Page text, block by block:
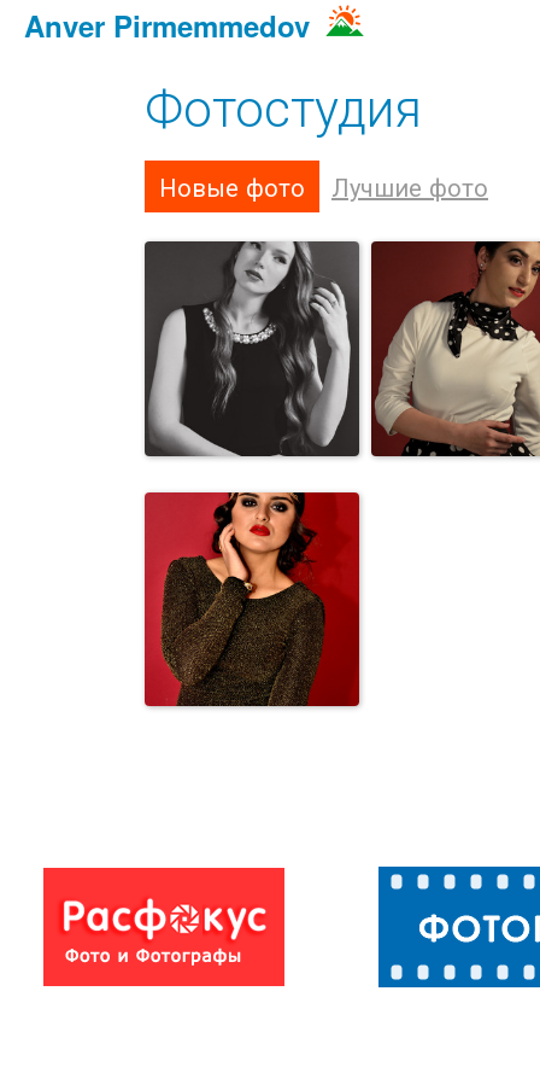
Anver Pirmemmedov
Фотостудия
Новые фото Лучшие фото
Фотостудия
studio By Orkhan
Aslaov